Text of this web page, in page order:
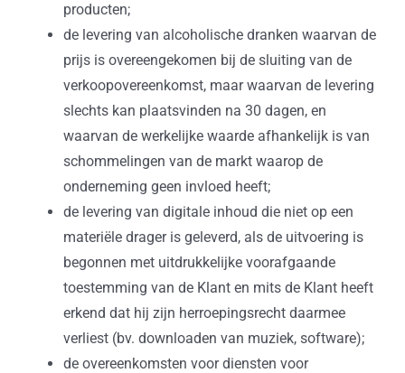
producten;
de levering van alcoholische dranken waarvan de
prijs is overeengekomen bij de sluiting van de
verkoopovereenkomst, maar waarvan de levering
slechts kan plaatsvinden na 30 dagen, en
waarvan de werkelijke waarde afhankelijk is van
schommelingen van de markt waarop de
onderneming geen invloed heeft;
de levering van digitale inhoud die niet op een
materiële drager is geleverd, als de uitvoering is
begonnen met uitdrukkelijke voorafgaande
toestemming van de Klant en mits de Klant heeft
erkend dat hij zijn herroepingsrecht daarmee
verliest (bv. downloaden van muziek, software);
de overeenkomsten voor diensten voor